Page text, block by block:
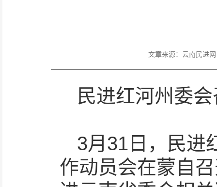
文章来源： 云南民进网
民进红河州委
3月31日，民进
作动员会在蒙自